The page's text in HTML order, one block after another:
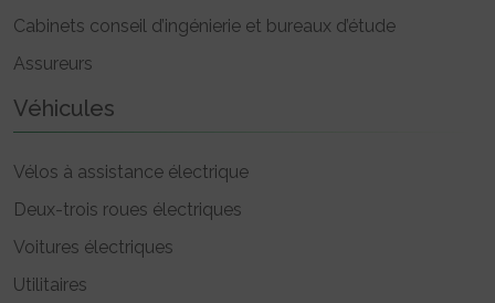
Cabinets conseil d’ingénierie et bureaux d’étude
Assureurs
Véhicules
Vélos à assistance électrique
Deux-trois roues électriques
Voitures électriques
Utilitaires